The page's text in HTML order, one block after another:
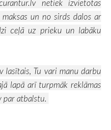
netiek izvietotas
un no sirds dalos ar
ceļā uz prieku un labāku
lasītais, Tu vari manu darbu
lapā arī turpmāk reklāmas
par atbalstu.